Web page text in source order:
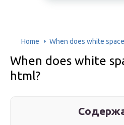
Home When does white
When does white
html?